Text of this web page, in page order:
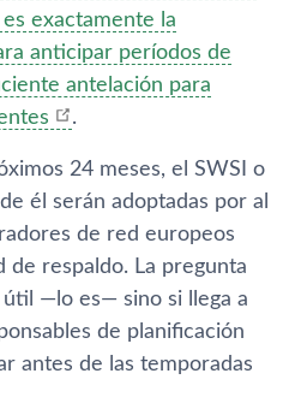
exactamente la
anticipar períodos de
antelación para
.
24 meses, el SWSI o
él serán adoptadas por al
de red europeos
de respaldo. La pregunta
—lo es— sino si llega a
de planificación
antes de las temporadas